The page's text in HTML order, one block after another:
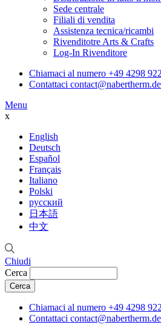
Sede centrale
Filiali di vendita
Assistenza tecnica/ricambi
Rivenditotre Arts & Crafts
Log-In Rivenditore
Chiamaci al numero +49 4298
Contattaci contact@nabertherm.de
Menu
x
English
Deutsch
Español
Français
Italiano
Polski
русский
日本語
中文
Chiudi
Cerca
Chiamaci al numero +49 4298
Contattaci contact@nabertherm.de